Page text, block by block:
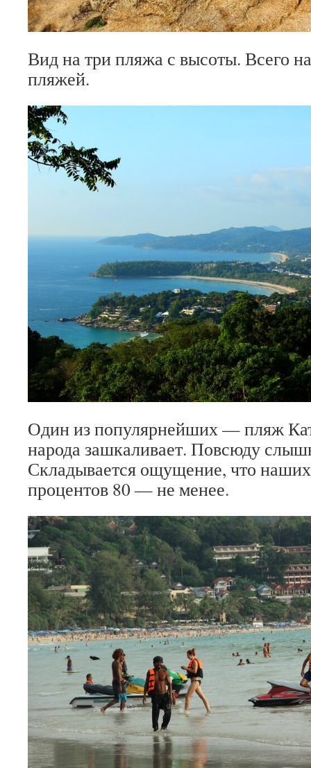
Вид на три пляжа с высоты. Всего
пляжей.
Один из популярнейших — пляж
народа зашкаливает. Повсюду
Складывается ощущение, что наших
процентов 80 — не менее.